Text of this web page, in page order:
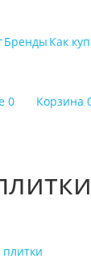
Бренды Как
0 Корзина